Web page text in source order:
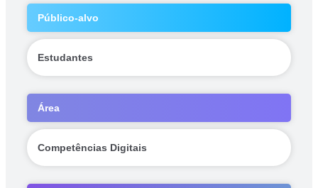
Público-alvo
Estudantes
Área
Competências Digitais